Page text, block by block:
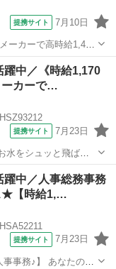
提携サイト 7月10日
ーカーで高時給1,400
までの男女活躍中♩
備◎《岐阜県恵那
躍中／《時給1,170
ーカーで…
提携サイト 7月23日
く 簡単な繰り返し作
戦したい』 『製造の
躍中／人事総務事務
★【時給1,…
提携サイト 7月23日